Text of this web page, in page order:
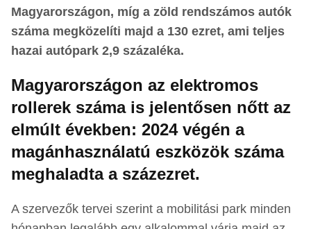
Magyarországon, míg a zöld rendszámos autók
száma megközelíti majd a 130 ezret, ami teljes
hazai autópark 2,9 százaléka.
Magyarországon az elektromos
rollerek száma is jelentősen nőtt az
elmúlt években: 2024 végén a
magánhasználatú eszközök száma
meghaladta a százezret.
A szervezők tervei szerint a mobilitási park minden